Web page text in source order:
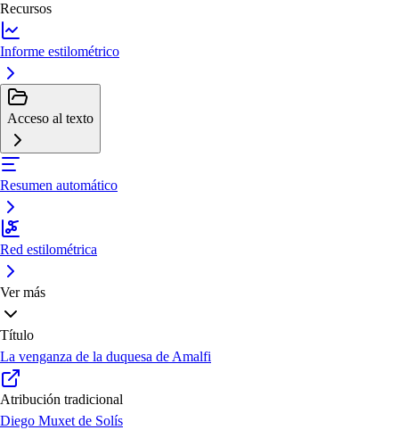
Recursos
Informe estilométrico
Acceso al texto
Resumen automático
Red estilométrica
Ver más
Título
La venganza de la duquesa de Amalfi
Atribución tradicional
Diego Muxet de Solís